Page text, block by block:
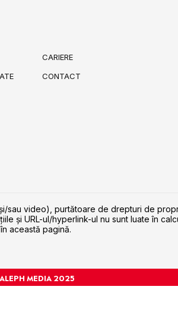
CARIERE
CONTACT
sau video), purtătoare de drepturi de
şi URL-ul/hyperlink-ul nu sunt luate în
această pagină.
MEDIA 2025